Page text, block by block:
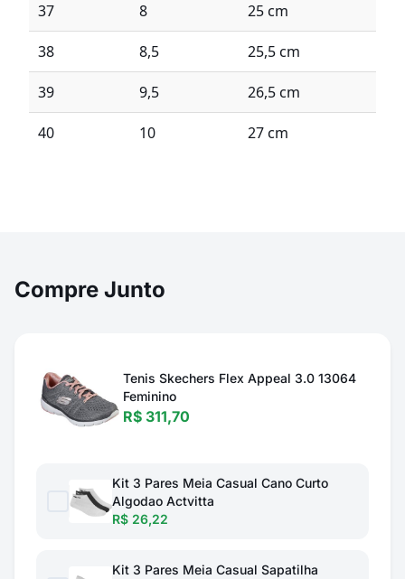
37 8 25 cm
38 8,5 25,5 cm
39 9,5 26,5 cm
40 10 27 cm
Compre Junto
Tenis Skechers Flex Appeal 3.0 13064
Feminino
R$ 311,70
Kit 3 Pares Meia Casual Cano Curto
Algodao Actvitta
R$ 26,22
Kit 3 Pares Meia Casual Sapatilha